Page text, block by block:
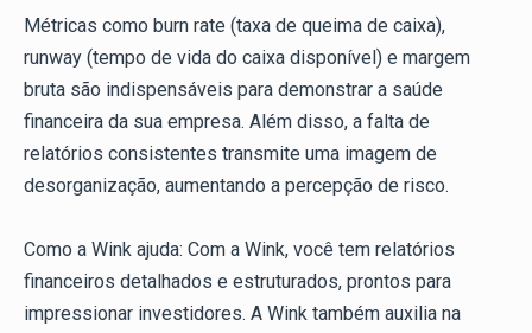
Métricas como burn rate (taxa de queima de caixa),
runway (tempo de vida do caixa disponível) e margem
bruta são indispensáveis para demonstrar a saúde
financeira da sua empresa. Além disso, a falta de
relatórios consistentes transmite uma imagem de
desorganização, aumentando a percepção de risco.
Como a Wink ajuda: Com a Wink, você tem relatórios
financeiros detalhados e estruturados, prontos para
impressionar investidores. A Wink também auxilia na